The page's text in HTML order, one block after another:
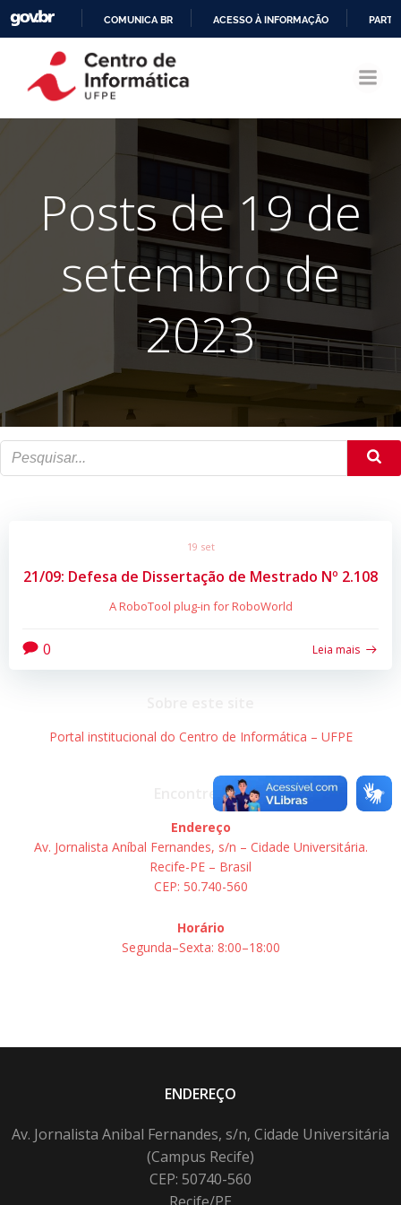
CONTEÚDO
COMUNICA BR ACESSO À INFORMAÇÃO
Posts de 19 de
setembro de
2023
19 set
21/09: Defesa de Dissertação de Mestrado Nº 2.108
A RoboTool plug-in for RoboWorld
0 Leia mais
Portal institucional do Centro de Informática – UFPE
Encontre-nos
Endereço
Av. Jornalista Aníbal Fernandes, s/n – Cidade Universitária.
Recife-PE – Brasil
CEP: 50.740-560
Horário
Segunda–Sexta: 8:00–18:00
ENDEREÇO
Av. Jornalista Anibal Fernandes, s/n, Cidade Universitária
(Campus Recife)
CEP: 50740-560